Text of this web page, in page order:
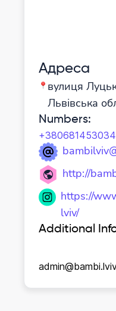
Адреса
вулиця
Львівська
Numbers:
+380681453034
http://
https://
lviv/
Additional